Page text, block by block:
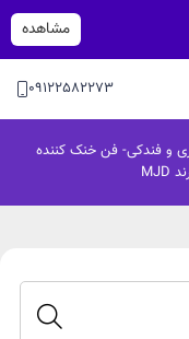
مشاهده
09122582273
و فندکی- فن خنک کننده